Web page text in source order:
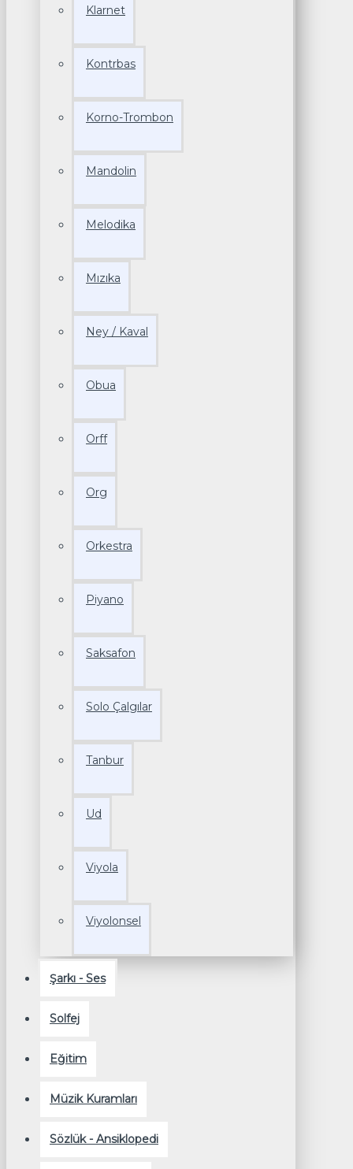
Klarnet
Kontrbas
Korno-Trombon
Mandolin
Melodika
Mızıka
Ney / Kaval
Obua
Orff
Org
Orkestra
Piyano
Saksafon
Solo Çalgılar
Tanbur
Ud
Viyola
Viyolonsel
Şarkı - Ses
Solfej
Eğitim
Müzik Kuramları
Sözlük - Ansiklopedi